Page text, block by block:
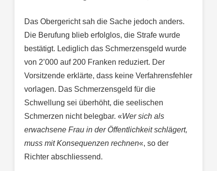
Das Obergericht sah die Sache jedoch anders.
Die Berufung blieb erfolglos, die Strafe wurde
bestätigt. Lediglich das Schmerzensgeld wurde
von 2’000 auf 200 Franken reduziert. Der
Vorsitzende erklärte, dass keine Verfahrensfehler
vorlagen. Das Schmerzensgeld für die
Schwellung sei überhöht, die seelischen
Schmerzen nicht belegbar. «Wer sich als
erwachsene Frau in der Öffentlichkeit schlägert,
muss mit Konsequenzen rechnen«, so der
Richter abschliessend.